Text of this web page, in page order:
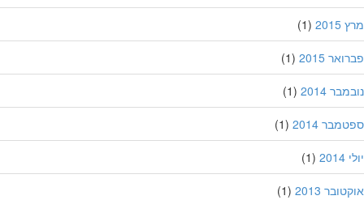
(1)
2015
(1)
2014
(1)
2014
(1)
(1)
2013
(1)